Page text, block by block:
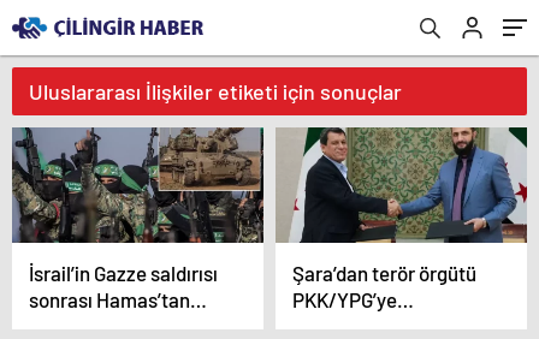
Uluslararası İlişkiler etiketi için sonuçlar
İsrail’in Gazze saldırısı
sonrası Hamas’tan
açıklama geldi! ABD’yi
Şara’dan terör örgütü
PKK/YPG’ye
‘mutabakat’ tepkisi: